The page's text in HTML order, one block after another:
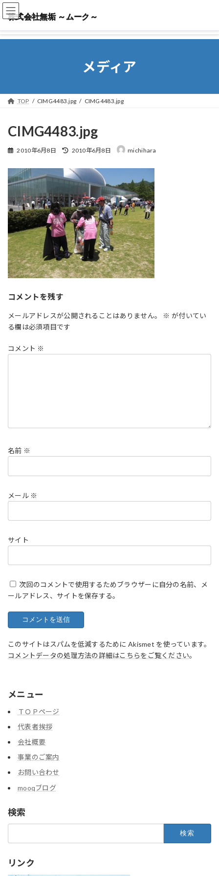
株式会社無垢 ～ムーク～
株式会社無垢 ～ムーク～
メディア
TOP CIMG4483.jpg CIMG4483.jpg
CIMG4483.jpg
2010年6月8日
最
新
日
時
:
2010年6月8日 michihara
コメントを残す
メールアドレスが公開されることはありません。 ※ が付いてい
る欄は必須項目です
コメント ※
名前 ※
メール ※
サイト
次回のコメントで使用するためブラウザーに自分の名前、メ
ールアドレス、サイトを保存する。
このサイトはスパムを低減するために Akismet を使っています。
コメントデータの処理方法の詳細はこちらをご覧ください。
メニュー
ＴＯＰページ
代表者挨拶
会社概要
事業のご案内
お問い合わせ
mooqブログ
検索
リンク